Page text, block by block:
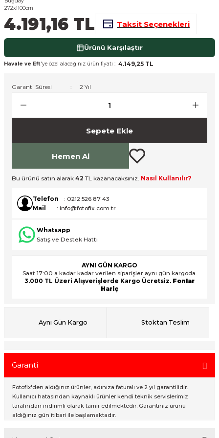
Cihazları
Işıklar
Setleri
4.191,16 TL Taksit Seçenekleri
Ürünü Karşılaştır
Havale ve Eft'ye özel alacağınız ürün fiyatı : 4.149,25 TL
Garanti Süresi 2 Yıl
Sepete Ekle
Hemen Al
Bu ürünü satın alarak 42 TL kazanacaksınız. Nasıl Kullanılır?
Telefon
: 0212 526 87 43
Mail
: info@fotofix.com.tr
Whatsapp
Satış ve Destek Hattı
AYNI GÜN KARGO
Saat 17:00 a kadar kadar verilen siparişler aynı gün kargoda.
3.000 TL Üzeri Alışverişlerde Kargo Ücretsiz. Fonlar
Hariç
Aynı Gün Kargo Stoktan Teslim
Garanti
Fotofix'den aldığınız ürünler, adınıza faturalı ve 2 yıl garantilidir.
Kullanıcı hatasından kaynaklı ürünler kendi teknik servislerimiz
tarafından indirimli olarak tamir edilmektedir. Garantiniz ürünü
aldığınız gün itibari ile başlamaktadır.